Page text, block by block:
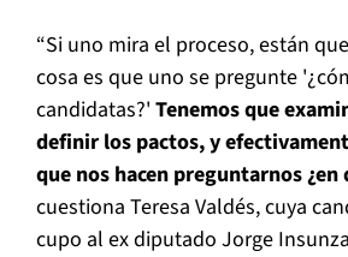
“Si uno mira el proceso, están
cosa es que uno se pregunte
candidatas?' Tenemos que
definir los pactos, y
que nos hacen preguntarnos
cuestiona Teresa Valdés, cuya
cupo al ex diputado Jorge